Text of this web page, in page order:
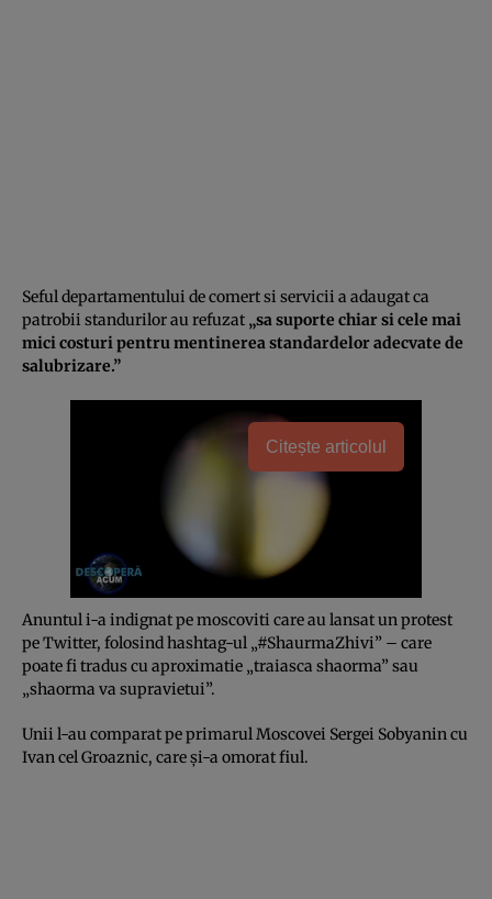
Seful departamentului de comert si servicii a adaugat ca
patrobii standurilor au refuzat „sa suporte chiar si cele mai
mici costuri pentru mentinerea standardelor adecvate de
salubrizare.”
Citește articolul
Anuntul i-a indignat pe moscoviti care au lansat un protest
pe Twitter, folosind hashtag-ul „#ShaurmaZhivi” – care
poate fi tradus cu aproximatie „traiasca shaorma” sau
„shaorma va supravietui”.
Unii l-au comparat pe primarul Moscovei Sergei Sobyanin cu
Ivan cel Groaznic, care şi-a omorat fiul.